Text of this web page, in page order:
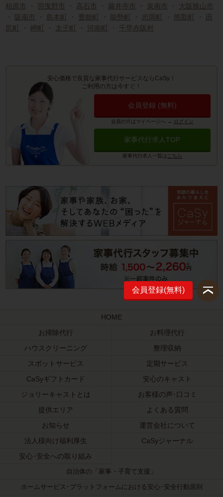
柏原市
・ 羽曳野市 ・ 高石市 ・ 藤井寺市 ・ 泉南市 ・
大阪狭山市
・
阪南市 ・ 島本町 ・ 豊能町 ・ 能勢町 ・ 忠岡町 ・ 熊取町 ・
田
尻町 ・ 岬町 ・ 太子町 ・ 河南町 ・ 千早赤阪村
安心価格で良質な家事代行サービスならCaSy！
ご利用の方は今すぐ！
会員登録 (無料)
会員の方はマイページへ → ログイン
家事代行求人TOP
家事代行求人一覧は こちら
会員登録(無料)
HOME
お掃除代行
お料理代行
ハウスクリーニング
整理収納
スポットサービス
定期サービス
CaSyギフトカード
安心のキャスト
ジョリーキャストとは
お客様の声･口コミ
提供エリア
よくある質問
お知らせ
運営会社について
法人様向け福利厚生
CaSyジャーナル
安心･安全への取り組み
自治体の「家事・子育て支援」
ホームサービス･プラットフォームにおける安心･安全行動原則